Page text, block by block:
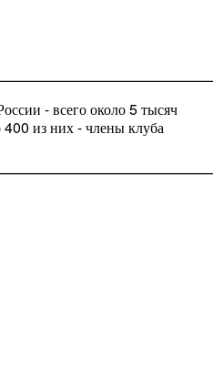
- всего около 5 тысяч
400 из них - члены клуба